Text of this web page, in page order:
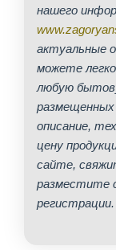
нашего
актуальные
можете
любую
описание,
цену
сайте,
разместите
регистрации.